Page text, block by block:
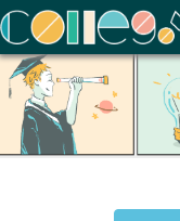
ColleGo! 大學選才與高